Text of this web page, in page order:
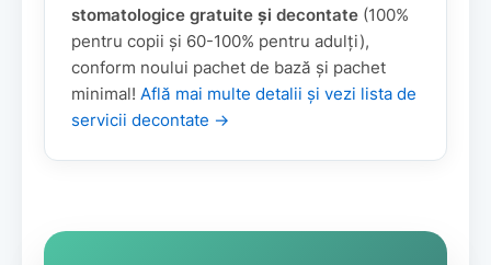
stomatologice gratuite și decontate (100%
pentru copii și 60-100% pentru adulți),
conform noului pachet de bază și pachet
minimal! Află mai multe detalii și vezi lista de
servicii decontate →